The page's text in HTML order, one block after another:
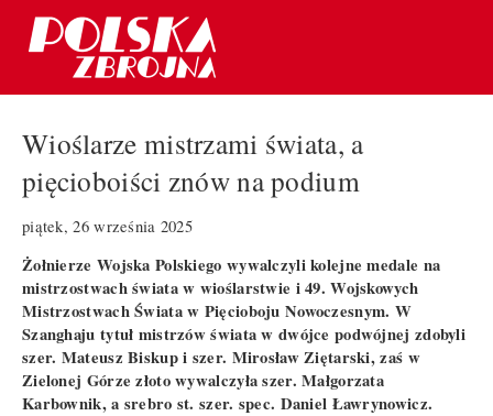
Wioślarze mistrzami świata, a
pięcioboiści znów na podium
piątek, 26 września 2025
Żołnierze Wojska Polskiego wywalczyli kolejne medale na
mistrzostwach świata w wioślarstwie i 49. Wojskowych
Mistrzostwach Świata w Pięcioboju Nowoczesnym. W
Szanghaju tytuł mistrzów świata w dwójce podwójnej zdobyli
szer. Mateusz Biskup i szer. Mirosław Ziętarski, zaś w
Zielonej Górze złoto wywalczyła szer. Małgorzata
Karbownik, a srebro st. szer. spec. Daniel Ławrynowicz.